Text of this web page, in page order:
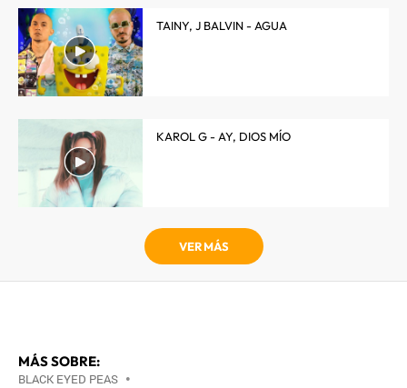
TAINY, J BALVIN - AGUA
KAROL G - AY, DIOS MÍO
VER MÁS
MÁS SOBRE:
BLACK EYED PEAS •